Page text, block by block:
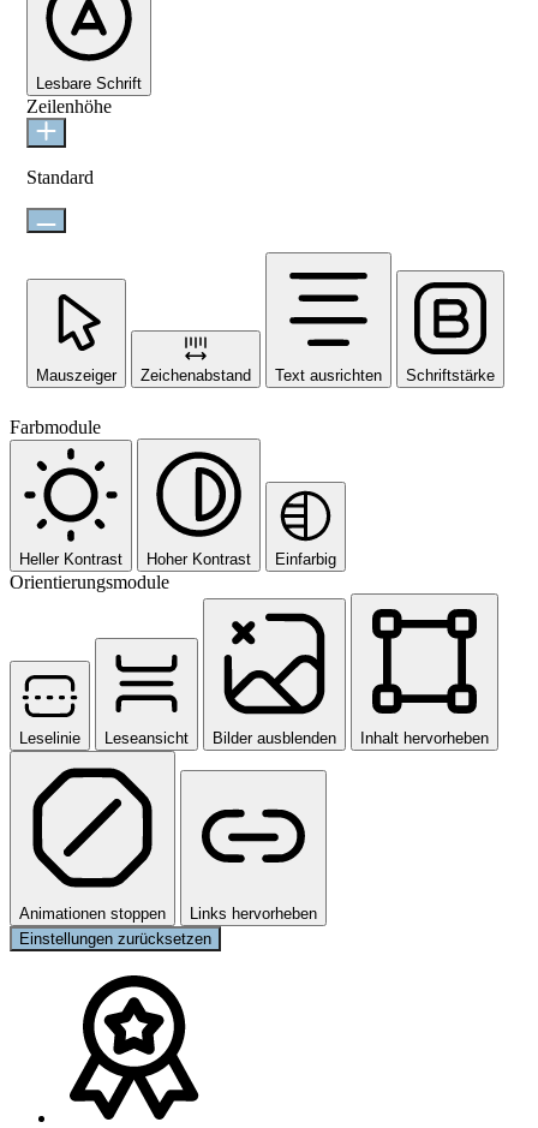
Lesbare Schrift
Zeilenhöhe
Standard
Mauszeiger Zeichenabstand Text ausrichten Schriftstärke
Farbmodule
Heller Kontrast Hoher Kontrast Einfarbig
Orientierungsmodule
Leselinie Leseansicht Bilder ausblenden Inhalt hervorheben
Animationen stoppen
Links hervorheben
Einstellungen zurücksetzen